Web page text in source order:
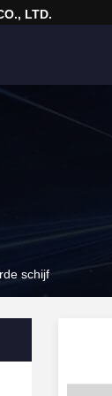
LTD.
schijf